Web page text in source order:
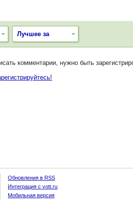
Лучшее за
комментарии, нужно быть
Обновления в RSS
Интеграция с vott.ru
Мобильная версия